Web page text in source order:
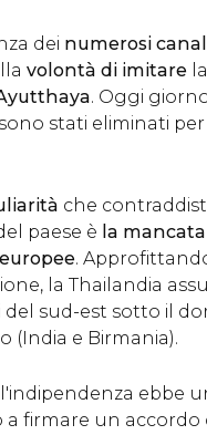
dei numerosi
volontà di imitare
. Oggi
stati eliminati
che
paese è la
.
la Thailandia
del sud-est sotto il
(India e Birmania).
ebbe
a firmare un